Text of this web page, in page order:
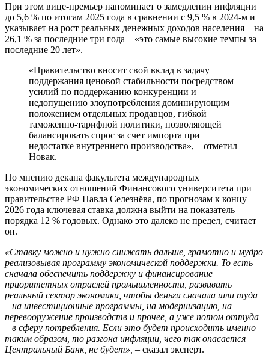
При этом вице-премьер напоминает о замедлении инфляции
до 5,6 % по итогам 2025 года в сравнении с 9,5 % в 2024-м и
указывает на рост реальных денежных доходов населения – на
26,1 % за последние три года – «это самые высокие темпы за
последние 20 лет».
«Правительство вносит свой вклад в задачу
поддержания ценовой стабильности посредством
усилий по поддержанию конкуренции и
недопущению злоупотребления доминирующим
положением отдельных продавцов, гибкой
таможенно-тарифной политики, позволяющей
балансировать спрос за счет импорта при
недостатке внутреннего производства», – отметил
Новак.
По мнению декана факультета международных
экономических отношений Финансового университета при
правительстве РФ Павла Селезнёва, по прогнозам к концу
2026 года ключевая ставка должна выйти на показатель
порядка 12 % годовых. Однако это далеко не предел, считает
он.
«Ставку можно и нужно снижать дальше, грамотно и мудро
реализовывая программу экономической поддержки. То есть
сначала обеспечить поддержку и финансирование
приоритетных отраслей промышленности, развивать
реальный сектор экономики, чтобы деньги сначала шли туда
– на инвестиционные программы, на модернизацию, на
перевооружение производств и прочее, а уже потом оттуда
– в сферу потребления. Если это будет происходить именно
таким образом, то разгона инфляции, чего так опасается
Центральный Банк, не будет», – сказал эксперт.